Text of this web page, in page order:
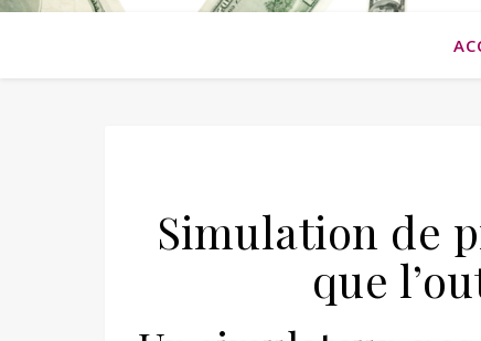
Simulation de
que